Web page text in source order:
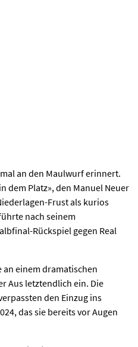
an den Maulwurf erinnert.
dem Platz», den Manuel Neuer
Frust als kurios
nach seinem
Rückspiel gegen Real
an einem dramatischen
Aus letztendlich ein. Die
den Einzug ins
das sie bereits vor Augen